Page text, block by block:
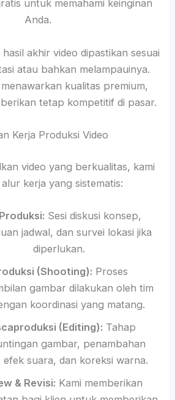
untuk memahami keinginan
Anda.
akhir video dipastikan sesuai
atau bahkan melampauinya.
kualitas premium,
tetap kompetitif di pasar.
Kerja Produksi Video
video yang berkualitas, kami
kerja yang sistematis:
Sesi diskusi konsep,
jadwal, dan survei lokasi jika
diperlukan.
(Shooting): Proses
gambar dilakukan oleh tim
koordinasi yang matang.
(Editing): Tahap
gambar, penambahan
efek suara, dan koreksi warna.
& Revisi: Kami memberikan